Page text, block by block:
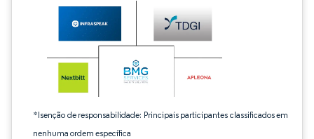
*Isenção de responsabilidade: Principais participantes classificados em
nenhuma ordem específica